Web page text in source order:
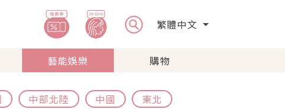
繁體中文
藝能娛樂 購物
中部北陸 中國 東北